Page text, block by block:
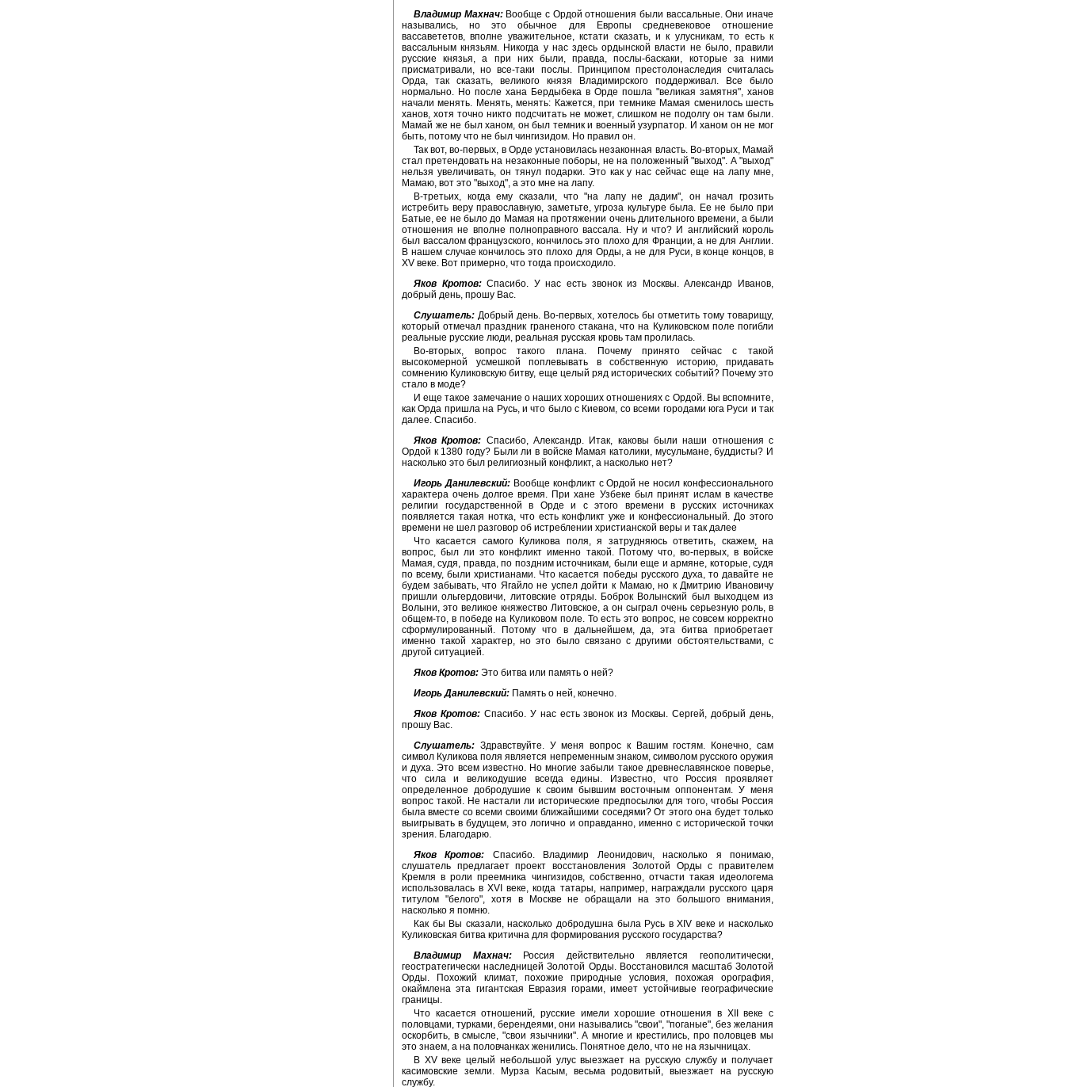
Владимир Махнач:Вообще с Ордой отношения были вассальные. Они иначе
назывались, но это обычное для Европы средневековое отношение
вассавететов, вполне уважительное, кстати сказать, и к улусникам, то есть к
вассальным князьям. Никогда у нас здесь ордынской власти не было, правили
русские князья, а при них были, правда, послы-баскаки, которые за ними
присматривали, но все-таки послы. Принципом престолонаследия считалась
Орда, так сказать, великого князя Владимирского поддерживал. Все было
нормально. Но после хана Бердыбека в Орде пошла "великая замятня", ханов
начали менять. Менять, менять: Кажется, при темнике Мамая сменилось шесть
ханов, хотя точно никто подсчитать не может, слишком не подолгу он там были.
Мамай же не был ханом, он был темник и военный узурпатор. И ханом он не мог
быть, потому что не был чингизидом. Но правил он.
Так вот, во-первых, в Орде установилась незаконная власть. Во-вторых, Мамай
стал претендовать на незаконные поборы, не на положенный "выход". А "выход"
нельзя увеличивать, он тянул подарки. Это как у нас сейчас еще на лапу мне,
Мамаю, вот это "выход", а это мне на лапу.
В-третьих, когда ему сказали, что "на лапу не дадим", он начал грозить
истребить веру православную, заметьте, угроза культуре была. Ее не было при
Батые, ее не было до Мамая на протяжении очень длительного времени, а были
отношения не вполне полноправного вассала. Ну и что? И английский король
был вассалом французского, кончилось это плохо для Франции, а не для Англии.
В нашем случае кончилось это плохо для Орды, а не для Руси, в конце концов, в
XV веке. Вот примерно, что тогда происходило.
Яков Кротов:Спасибо. У нас есть звонок из Москвы. Александр Иванов,
добрый день, прошу Вас.
Слушатель: Добрый день. Во-первых, хотелось бы отметить тому товарищу,
который отмечал праздник граненого стакана, что на Куликовском поле погибли
реальные русские люди, реальная русская кровь там пролилась.
Во-вторых, вопрос такого плана. Почему принято сейчас с такой
высокомерной усмешкой поплевывать в собственную историю, придавать
сомнению Куликовскую битву, еще целый ряд исторических событий? Почему это
стало в моде?
И еще такое замечание о наших хороших отношениях с Ордой. Вы вспомните,
как Орда пришла на Русь, и что было с Киевом, со всеми городами юга Руси и так
далее. Спасибо.
Яков Кротов: Спасибо, Александр. Итак, каковы были наши отношения с
Ордой к 1380 году? Были ли в войске Мамая католики, мусульмане, буддисты? И
насколько это был религиозный конфликт, а насколько нет?
Игорь Данилевский:Вообще конфликт с Ордой не носил конфессионального
характера очень долгое время. При хане Узбеке был принят ислам в качестве
религии государственной в Орде и с этого времени в русских источниках
появляется такая нотка, что есть конфликт уже и конфессиональный. До этого
времени не шел разговор об истреблении христианской веры и так далее
Что касается самого Куликова поля, я затрудняюсь ответить, скажем, на
вопрос, был ли это конфликт именно такой. Потому что, во-первых, в войске
Мамая, судя, правда, по поздним источникам, были еще и армяне, которые, судя
по всему, были христианами. Что касается победы русского духа, то давайте не
будем забывать, что Ягайло не успел дойти к Мамаю, но к Дмитрию Ивановичу
пришли ольгердовичи, литовские отряды. Боброк Волынский был выходцем из
Волыни, это великое княжество Литовское, а он сыграл очень серьезную роль, в
общем-то, в победе на Куликовом поле. То есть это вопрос, не совсем корректно
сформулированный. Потому что в дальнейшем, да, эта битва приобретает
именно такой характер, но это было связано с другими обстоятельствами, с
другой ситуацией.
Яков Кротов: Это битва или память о ней?
Игорь Данилевский: Память о ней, конечно.
Яков Кротов:Спасибо. У нас есть звонок из Москвы. Сергей, добрый день,
прошу Вас.
Слушатель: Здравствуйте. У меня вопрос к Вашим гостям. Конечно, сам
символ Куликова поля является непременным знаком, символом русского оружия
и духа. Это всем известно. Но многие забыли такое древнеславянское поверье,
что сила и великодушие всегда едины. Известно, что Россия проявляет
определенное добродушие к своим бывшим восточным оппонентам. У меня
вопрос такой. Не настали ли исторические предпосылки для того, чтобы Россия
была вместе со всеми своими ближайшими соседями? От этого она будет только
выигрывать в будущем, это логично и оправданно, именно с исторической точки
зрения. Благодарю.
Яков Кротов: Спасибо. Владимир Леонидович, насколько я понимаю,
слушатель предлагает проект восстановления Золотой Орды с правителем
Кремля в роли преемника чингизидов, собственно, отчасти такая идеологема
использовалась в XVI веке, когда татары, например, награждали русского царя
титулом "белого", хотя в Москве не обращали на это большого внимания,
насколько я помню.
Как бы Вы сказали, насколько добродушна была Русь в XIV веке и насколько
Куликовская битва критична для формирования русского государства?
Владимир Махнач:Россия действительно является геополитически,
геостратегически наследницей Золотой Орды. Восстановился масштаб Золотой
Орды. Похожий климат, похожие природные условия, похожая орография,
окаймлена эта гигантская Евразия горами, имеет устойчивые географические
границы.
Что касается отношений, русские имели хорошие отношения в XII веке с
половцами, турками, берендеями, они назывались "свои", "поганые", без желания
оскорбить, в смысле, "свои язычники". А многие и крестились, про половцев мы
это знаем, а на половчанках женились. Понятное дело, что не на язычницах.
В XV веке целый небольшой улус выезжает на русскую службу и получает
касимовские земли. Мурза Касым, весьма родовитый, выезжает на русскую
службу.